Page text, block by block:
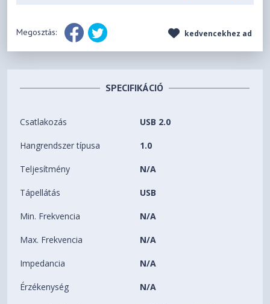
Megosztás: kedvencekhez ad
SPECIFIKÁCIÓ
Csatlakozás USB 2.0
Hangrendszer típusa 1.0
Teljesítmény N/A
Tápellátás USB
Min. Frekvencia N/A
Max. Frekvencia N/A
Impedancia N/A
Érzékenység N/A